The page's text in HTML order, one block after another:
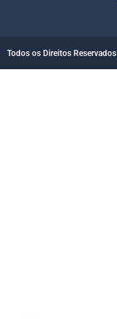
Todos os Direitos Reservados